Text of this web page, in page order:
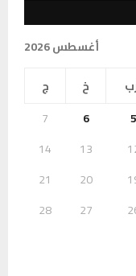
أغسطس 2026
خ
ج
5
6
7
13
14
20
21
27
28